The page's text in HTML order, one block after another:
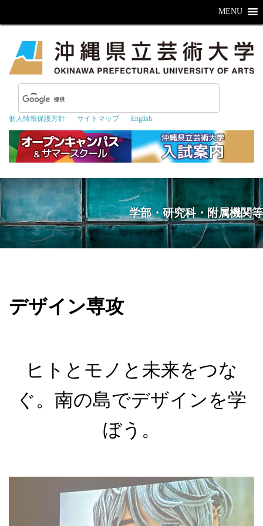
個人情報保護方針 サイトマップ English
MENU
学部・研究科・附属機関等
デザイン専攻
ヒトとモノと未来をつな
ぐ。南の島でデザインを学
ぼう。